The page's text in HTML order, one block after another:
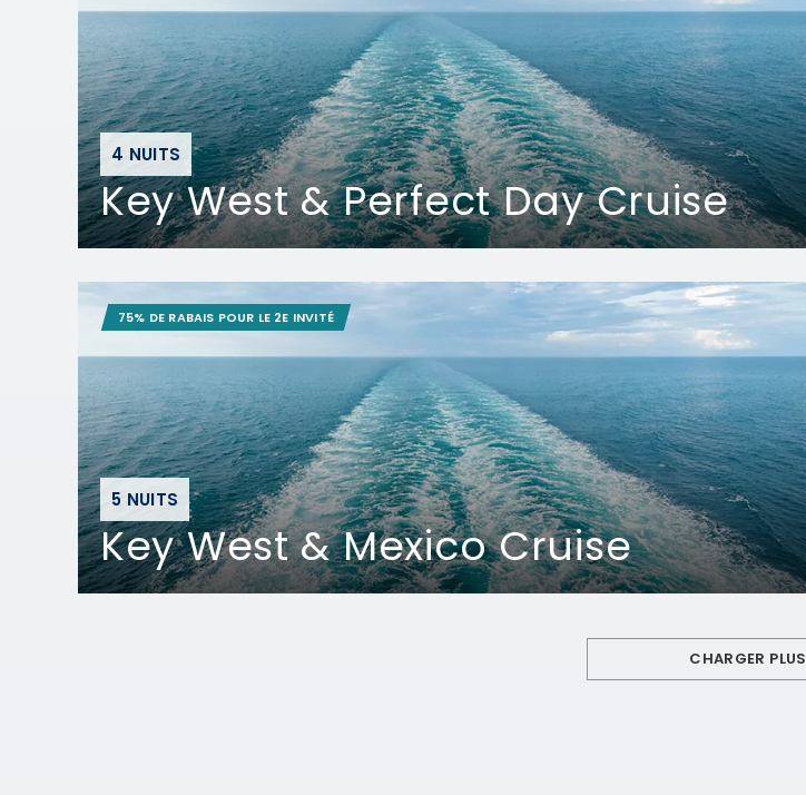
4 NUITS
Key West & Perfect Day Cruise
5 NUITS
Key West & Mexico Cruise
75% DE RABAIS POUR LE 2E INVITÉ
CHARGER PLUS